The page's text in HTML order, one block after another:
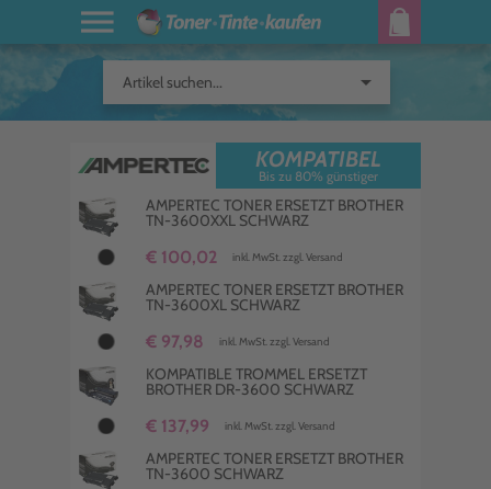
Artikel suchen... arrow_drop_down
KOMPATIBEL
Bis zu 80% günstiger
AMPERTEC TONER ERSETZT BROTHER
TN-3600XXL SCHWARZ
€ 100,02 inkl. MwSt. zzgl. Versand
AMPERTEC TONER ERSETZT BROTHER
TN-3600XL SCHWARZ
€ 97,98 inkl. MwSt. zzgl. Versand
KOMPATIBLE TROMMEL ERSETZT
BROTHER DR-3600 SCHWARZ
€ 137,99 inkl. MwSt. zzgl. Versand
AMPERTEC TONER ERSETZT BROTHER
TN-3600 SCHWARZ